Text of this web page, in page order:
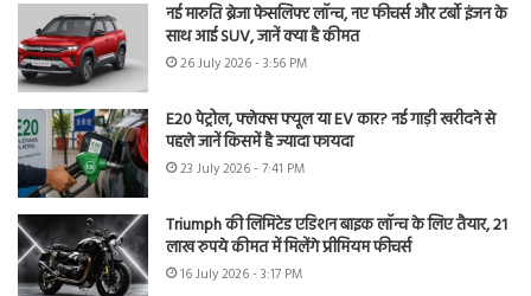
नई मारुति ब्रेजा फेसलिफ्ट लॉन्च, नए फीचर्स और टर्बो इंजन के
साथ आई SUV, जानें क्या है कीमत
26 July 2026 - 3:56 PM
E20 पेट्रोल, फ्लेक्स फ्यूल या EV कार? नई गाड़ी खरीदने से
पहले जानें किसमें है ज्यादा फायदा
23 July 2026 - 7:41 PM
Triumph की लिमिटेड एडिशन बाइक लॉन्च के लिए तैयार, 21
लाख रुपये कीमत में मिलेंगे प्रीमियम फीचर्स
16 July 2026 - 3:17 PM